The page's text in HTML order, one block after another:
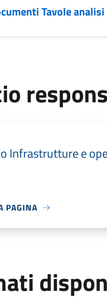
Tavole analisi
Infrastrutture e
PAGINA